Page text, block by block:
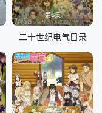
第6集
二十世纪电气目录